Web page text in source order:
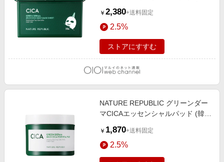
￥ 2,380+送料固定
2.5%
ストアにすすむ
NATURE REPUBLIC グリーンダー
マCICAエッセンシャルパッド (韓国
￥ 1,870+送料固定
2.5%